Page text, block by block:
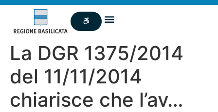
La DGR 1375/2014
del 11/11/2014
chiarisce che l’av…